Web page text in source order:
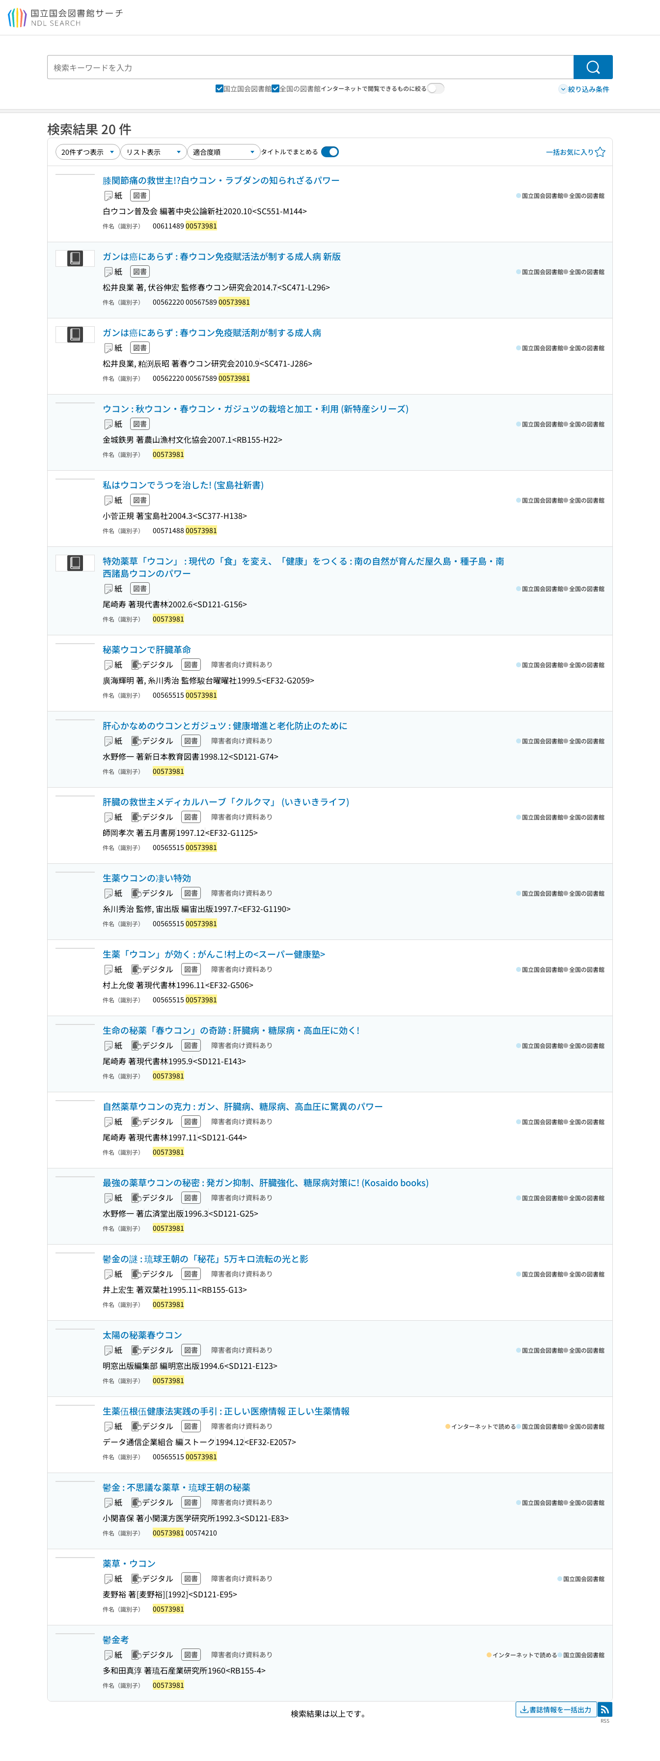
本文へ移動
検索
国立国会図書館 全国の図書館インターネットで閲覧できるものに絞る 絞り込み条件
検索結果 20 件
タイトルでまとめる 一括お気に入り
膝関節痛の救世主!?白ウコン・ラブダンの知られざるパワー
紙 図書
白ウコン普及会 編著中央公論新社2020.10<SC551-M144>
国立国会図書館 全国の図書館
件名（識別子） 00611489 00573981
ガンは癌にあらず : 春ウコン免疫賦活法が制する成人病 新版
紙 図書
松井良業 著, 伏谷伸宏 監修春ウコン研究会2014.7<SC471-L296>
国立国会図書館 全国の図書館
件名（識別子） 00562220 00567589 00573981
ガンは癌にあらず : 春ウコン免疫賦活剤が制する成人病
紙 図書
松井良業, 粕渕辰昭 著春ウコン研究会2010.9<SC471-J286>
国立国会図書館 全国の図書館
件名（識別子） 00562220 00567589 00573981
ウコン : 秋ウコン・春ウコン・ガジュツの栽培と加工・利用 (新特産シリーズ)
紙 図書
金城鉄男 著農山漁村文化協会2007.1<RB155-H22>
国立国会図書館 全国の図書館
件名（識別子） 00573981
私はウコンでうつを治した! (宝島社新書)
紙 図書
小菅正規 著宝島社2004.3<SC377-H138>
国立国会図書館 全国の図書館
件名（識別子） 00571488 00573981
特効薬草「ウコン」 : 現代の「食」を変え、「健康」をつくる : 南の自然が育んだ屋久島・種子島・南
西諸島ウコンのパワー
紙 図書
尾崎寿 著現代書林2002.6<SD121-G156>
国立国会図書館 全国の図書館
件名（識別子） 00573981
秘薬ウコンで肝臓革命
紙 デジタル 図書 障害者向け資料あり
廣海輝明 著, 糸川秀治 監修駿台曜曜社1999.5<EF32-G2059>
国立国会図書館 全国の図書館
件名（識別子） 00565515 00573981
肝心かなめのウコンとガジュツ : 健康増進と老化防止のために
紙 デジタル 図書 障害者向け資料あり
水野修一 著新日本教育図書1998.12<SD121-G74>
国立国会図書館 全国の図書館
件名（識別子） 00573981
肝臓の救世主メディカルハーブ「クルクマ」 (いきいきライフ)
紙 デジタル 図書 障害者向け資料あり
師岡孝次 著五月書房1997.12<EF32-G1125>
国立国会図書館 全国の図書館
件名（識別子） 00565515 00573981
生薬ウコンの凄い特効
紙 デジタル 図書 障害者向け資料あり
糸川秀治 監修, 宙出版 編宙出版1997.7<EF32-G1190>
国立国会図書館 全国の図書館
件名（識別子） 00565515 00573981
生薬「ウコン」が効く : がんこ!村上の<スーパー健康塾>
紙 デジタル 図書 障害者向け資料あり
村上允俊 著現代書林1996.11<EF32-G506>
国立国会図書館 全国の図書館
件名（識別子） 00565515 00573981
生命の秘薬「春ウコン」の奇跡 : 肝臓病・糖尿病・高血圧に効く!
紙 デジタル 図書 障害者向け資料あり
尾崎寿 著現代書林1995.9<SD121-E143>
国立国会図書館 全国の図書館
件名（識別子） 00573981
自然薬草ウコンの克力 : ガン、肝臓病、糖尿病、高血圧に驚異のパワー
紙 デジタル 図書 障害者向け資料あり
尾崎寿 著現代書林1997.11<SD121-G44>
国立国会図書館 全国の図書館
件名（識別子） 00573981
最強の薬草ウコンの秘密 : 発ガン抑制、肝臓強化、糖尿病対策に! (Kosaido books)
紙 デジタル 図書 障害者向け資料あり
水野修一 著広済堂出版1996.3<SD121-G25>
国立国会図書館 全国の図書館
件名（識別子） 00573981
鬱金の謎 : 琉球王朝の「秘花」5万キロ流転の光と影
紙 デジタル 図書 障害者向け資料あり
井上宏生 著双葉社1995.11<RB155-G13>
国立国会図書館 全国の図書館
件名（識別子） 00573981
太陽の秘薬春ウコン
紙 デジタル 図書 障害者向け資料あり
明窓出版編集部 編明窓出版1994.6<SD121-E123>
国立国会図書館 全国の図書館
件名（識別子） 00573981
生薬伍根伍健康法実践の手引 : 正しい医療情報 正しい生薬情報
紙 デジタル 図書 障害者向け資料あり
データ通信企業組合 編ストーク1994.12<EF32-E2057>
インターネットで読める 国立国会図書館 全国の図書館
件名（識別子） 00565515 00573981
鬱金 : 不思議な薬草・琉球王朝の秘薬
紙 デジタル 図書 障害者向け資料あり
小関喜保 著小関漢方医学研究所1992.3<SD121-E83>
国立国会図書館 全国の図書館
件名（識別子） 00573981 00574210
薬草・ウコン
紙 デジタル 図書 障害者向け資料あり
麦野裕 著[麦野裕][1992]<SD121-E95>
国立国会図書館
件名（識別子） 00573981
鬱金考
紙 デジタル 図書 障害者向け資料あり
多和田真淳 著琉石産業研究所1960<RB155-4>
インターネットで読める 国立国会図書館
件名（識別子） 00573981
検索結果は以上です。 書誌情報を一括出力 RSS
RSS